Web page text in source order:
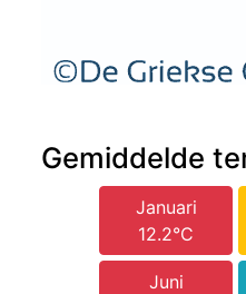
Gemiddelde
Januari
12.2°C
Juni